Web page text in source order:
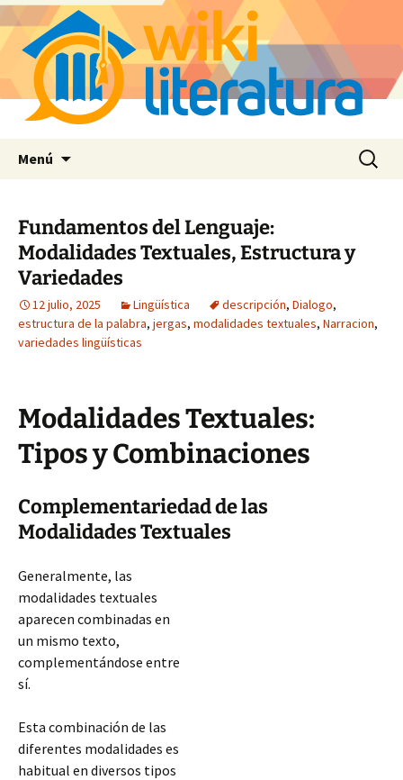
Menú Buscar:
Fundamentos del Lenguaje:
Modalidades Textuales, Estructura y
Variedades
12 julio, 2025 Lingüística descripción, Dialogo,
estructura de la palabra, jergas, modalidades textuales, Narracion,
variedades lingüísticas
Modalidades Textuales:
Tipos y Combinaciones
Complementariedad de las
Modalidades Textuales
Generalmente, las
modalidades textuales
aparecen combinadas en
un mismo texto,
complementándose entre
sí.
Esta combinación de las
diferentes modalidades es
habitual en diversos tipos